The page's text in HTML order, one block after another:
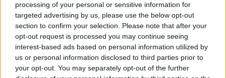
processing of your personal or sensitive information for
targeted advertising by us, please use the below opt-out
section to confirm your selection. Please note that after your
opt-out request is processed you may continue seeing
interest-based ads based on personal information utilized by
us or personal information disclosed to third parties prior to
your opt-out. You may separately opt-out of the further
anno, segno che la risorsa ci sarebbe ma manca la
capacità di trattenerla.
Oltre al danno infrastrutturale, la nota di CIA Due Mari
evidenzia un pesante contenzioso politico e gestionale con
la vicina Basilicata, ricordando che la Regione Puglia è